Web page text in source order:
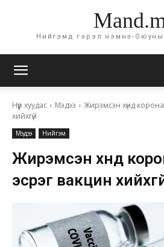
Нийгэмд гэрэл нэмнэ-Оюуны
Нүүр хуудас Мэдээ
Жирэмсэн хүнд
хийхгүй
Мэдээ Нийгэм
Жирэмсэн хүнд
эсрэг вакцин